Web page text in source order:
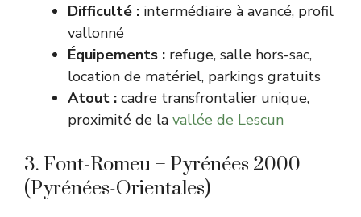
Difficulté : intermédiaire à avancé, profil
vallonné
Équipements : refuge, salle hors-sac,
location de matériel, parkings gratuits
Atout : cadre transfrontalier unique,
proximité de la vallée de Lescun
3. Font-Romeu – Pyrénées 2000
(Pyrénées-Orientales)